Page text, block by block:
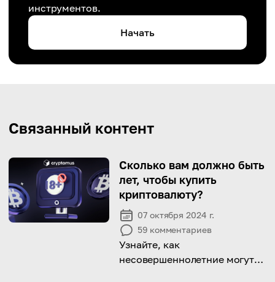
инструментов.
Начать
Связанный контент
Сколько вам должно быть
лет, чтобы купить
криптовалюту?
07 октября 2024 г.
59 комментариев
Узнайте, как
несовершеннолетние могут